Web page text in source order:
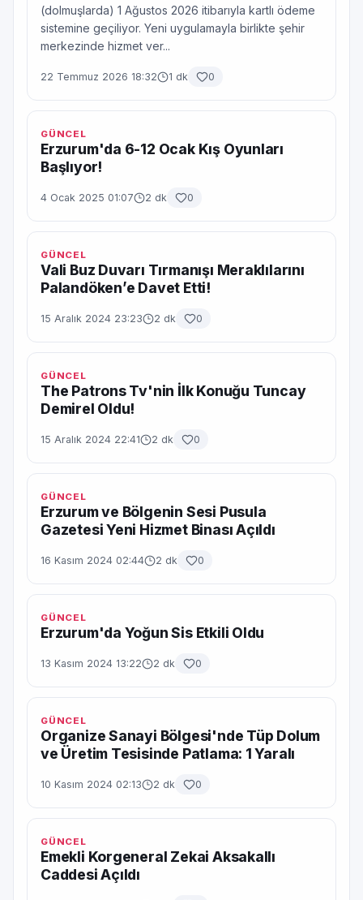
(dolmuşlarda) 1 Ağustos 2026 itibarıyla kartlı ödeme
sistemine geçiliyor. Yeni uygulamayla birlikte şehir
merkezinde hizmet ver...
22 Temmuz 2026 18:32 1 dk 0
GÜNCEL
Erzurum'da 6-12 Ocak Kış Oyunları
Başlıyor!
4 Ocak 2025 01:07 2 dk 0
GÜNCEL
Vali Buz Duvarı Tırmanışı Meraklılarını
Palandöken’e Davet Etti!
15 Aralık 2024 23:23 2 dk 0
GÜNCEL
The Patrons Tv'nin İlk Konuğu Tuncay
Demirel Oldu!
15 Aralık 2024 22:41 2 dk 0
GÜNCEL
Erzurum ve Bölgenin Sesi Pusula
Gazetesi Yeni Hizmet Binası Açıldı
16 Kasım 2024 02:44 2 dk 0
GÜNCEL
Erzurum'da Yoğun Sis Etkili Oldu
13 Kasım 2024 13:22 2 dk 0
GÜNCEL
Organize Sanayi Bölgesi'nde Tüp Dolum
ve Üretim Tesisinde Patlama: 1 Yaralı
10 Kasım 2024 02:13 2 dk 0
GÜNCEL
Emekli Korgeneral Zekai Aksakallı
Caddesi Açıldı